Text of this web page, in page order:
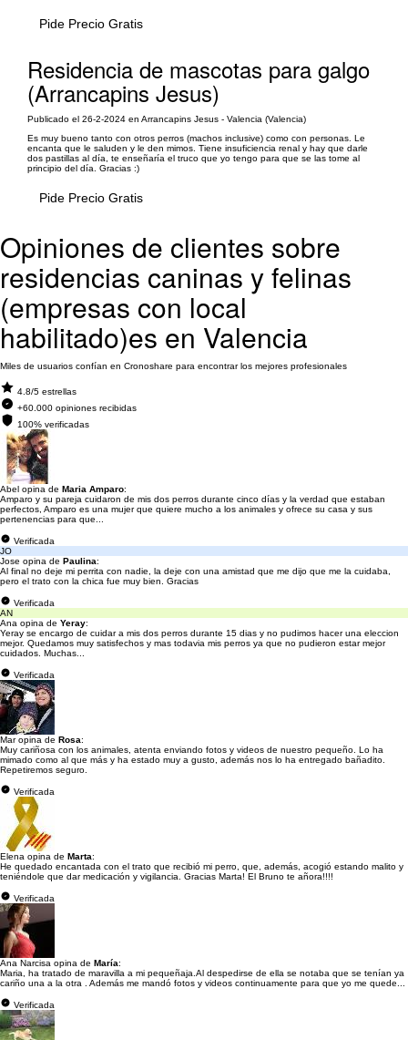
Pide Precio Gratis
Residencia de mascotas para galgo
(Arrancapins Jesus)
Publicado el 26-2-2024 en Arrancapins Jesus - Valencia (Valencia)
Es muy bueno tanto con otros perros (machos inclusive) como con personas. Le
encanta que le saluden y le den mimos. Tiene insuficiencia renal y hay que darle
dos pastillas al día, te enseñaría el truco que yo tengo para que se las tome al
principio del día. Gracias :)
Pide Precio Gratis
Opiniones de clientes sobre
residencias caninas y felinas
(empresas con local
habilitado)es en Valencia
Miles de usuarios confían en Cronoshare para encontrar los mejores profesionales
4.8/5 estrellas
+60.000 opiniones recibidas
100% verificadas
Abel opina de Maria Amparo:
Amparo y su pareja cuidaron de mis dos perros durante cinco días y la verdad que estaban
perfectos, Amparo es una mujer que quiere mucho a los animales y ofrece su casa y sus
pertenencias para que...
Verificada
JO
Jose opina de Paulina:
Al final no deje mi perrita con nadie, la deje con una amistad que me dijo que me la cuidaba,
pero el trato con la chica fue muy bien. Gracias
Verificada
AN
Ana opina de Yeray:
Yeray se encargo de cuidar a mis dos perros durante 15 dias y no pudimos hacer una eleccion
mejor. Quedamos muy satisfechos y mas todavia mis perros ya que no pudieron estar mejor
cuidados. Muchas...
Verificada
Mar opina de Rosa:
Muy cariñosa con los animales, atenta enviando fotos y videos de nuestro pequeño. Lo ha
mimado como al que más y ha estado muy a gusto, además nos lo ha entregado bañadito.
Repetiremos seguro.
Verificada
Elena opina de Marta:
He quedado encantada con el trato que recibió mi perro, que, además, acogió estando malito y
teniéndole que dar medicación y vigilancia. Gracias Marta! El Bruno te añora!!!!
Verificada
Ana Narcisa opina de María:
Maria, ha tratado de maravilla a mi pequeñaja.Al despedirse de ella se notaba que se tenían ya
cariño una a la otra . Además me mandó fotos y videos continuamente para que yo me quede...
Verificada